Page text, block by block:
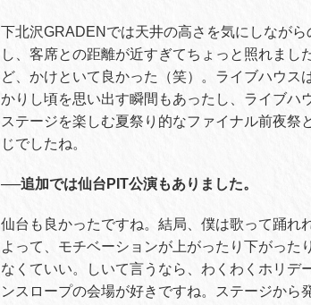
下北沢GRADENでは天井の高さを気にしなが
し、客席との距離が近すぎてちょっと照れま
ど、かけといて良かった（笑）。ライブハウ
かりし頃を思い出す瞬間もあったし、ライブハ
ステージを楽しむ夏祭り的なファイナル前夜
じでしたね。
──追加では仙台PIT公演もありました。
仙台も良かったですね。結局、僕は歌って踊れ
よって、モチベーションが上がったり下がった
なくていい。しいて言うなら、わくわくホリデ
ンスロープの会場が好きですね。ステージから